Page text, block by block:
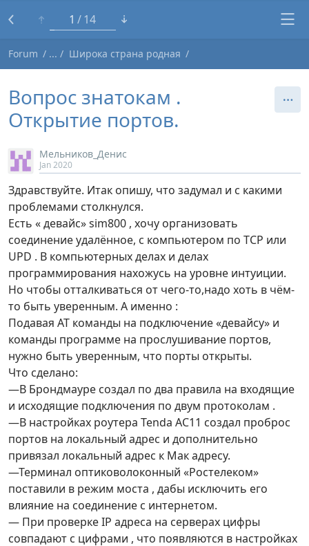
1 14
Forum Широка страна родная
Вопрос знатокам .
Открытие портов.
Мельников_Денис
Jan 2020
Здравствуйте. Итак опишу, что задумал и с какими
проблемами столкнулся.
Есть « девайс» sim800 , хочу организовать
соединение удалённое, с компьютером по TCP или
UPD . В компьютерных делах и делах
программирования нахожусь на уровне интуиции.
Но чтобы отталкиваться от чего-то,надо хоть в чём-
то быть уверенным. А именно :
Подавая АТ команды на подключение «девайсу» и
команды программе на прослушивание портов,
нужно быть уверенным, что порты открыты.
Что сделано:
—В Брондмауре создал по два правила на входящие
и исходящие подключения по двум протоколам .
—В настройках роутера Tenda AC11 создал проброс
портов на локальный адрес и дополнительно
привязал локальный адрес к Мак адресу.
—Терминал оптиковолоконный «Ростелеком»
поставили в режим моста , дабы исключить его
влияние на соединение с интернетом.
— При проверке IP адреса на серверах цифры
совпадают с цифрами , что появляются в настройках